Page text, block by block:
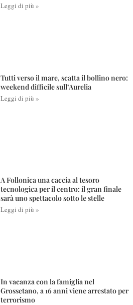
Leggi di più »
Tutti verso il mare, scatta il bollino nero:
weekend difficile sull’Aurelia
Leggi di più »
A Follonica una caccia al tesoro
tecnologica per il centro: il gran finale
sarà uno spettacolo sotto le stelle
Leggi di più »
In vacanza con la famiglia nel
Grossetano, a 16 anni viene arrestato per
terrorismo